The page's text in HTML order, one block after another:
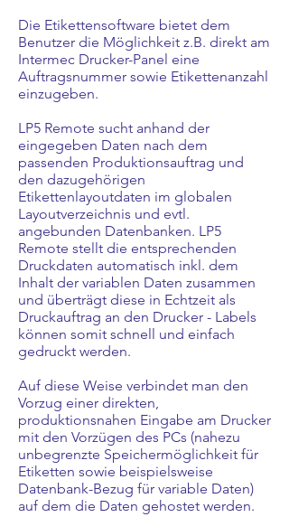
Die Etikettensoftware bietet dem
Benutzer die Möglichkeit z.B. direkt am
Intermec Drucker-Panel eine
Auftragsnummer sowie Etikettenanzahl
einzugeben.
LP5 Remote sucht anhand der
eingegeben Daten nach dem
passenden Produktionsauftrag und
den dazugehörigen
Etikettenlayoutdaten im globalen
Layoutverzeichnis und evtl.
angebunden Datenbanken. LP5
Remote stellt die entsprechenden
Druckdaten automatisch inkl. dem
Inhalt der variablen Daten zusammen
und überträgt diese in Echtzeit als
Druckauftrag an den Drucker - Labels
können somit schnell und einfach
gedruckt werden.
Auf diese Weise verbindet man den
Vorzug einer direkten,
produktionsnahen Eingabe am Drucker
mit den Vorzügen des PCs (nahezu
unbegrenzte Speichermöglichkeit für
Etiketten sowie beispielsweise
Datenbank-Bezug für variable Daten)
auf dem die Daten gehostet werden.